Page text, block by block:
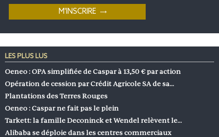
LES PLUS LUS
Oeneo : OPA simplifiée de Caspar à 13,50 € par action
Opération de cession par Crédit Agricole SA de sa…
Plantations des Terres Rouges
Oeneo : Caspar ne fait pas le plein
Tarkett: la famille Deconinck et Wendel relèvent le…
Alibaba se déploie dans les centres commerciaux